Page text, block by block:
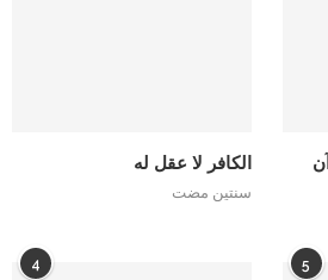
الكافر لا عقل له
سنتين مضت
4 5